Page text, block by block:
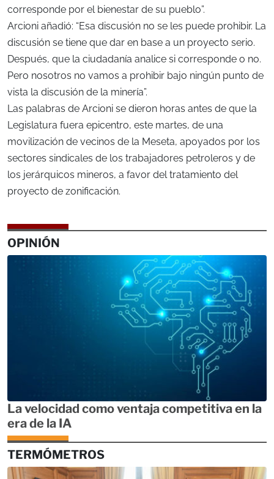
corresponde por el bienestar de su pueblo”.
Arcioni añadió: “Esa discusión no se les puede prohibir. La
discusión se tiene que dar en base a un proyecto serio.
Después, que la ciudadanía analice si corresponde o no.
Pero nosotros no vamos a prohibir bajo ningún punto de
vista la discusión de la minería”.
Las palabras de Arcioni se dieron horas antes de que la
Legislatura fuera epicentro, este martes, de una
movilización de vecinos de la Meseta, apoyados por los
sectores sindicales de los trabajadores petroleros y de
los jerárquicos mineros, a favor del tratamiento del
proyecto de zonificación.
OPINIÓN
La velocidad como ventaja competitiva en la
era de la IA
TERMÓMETROS